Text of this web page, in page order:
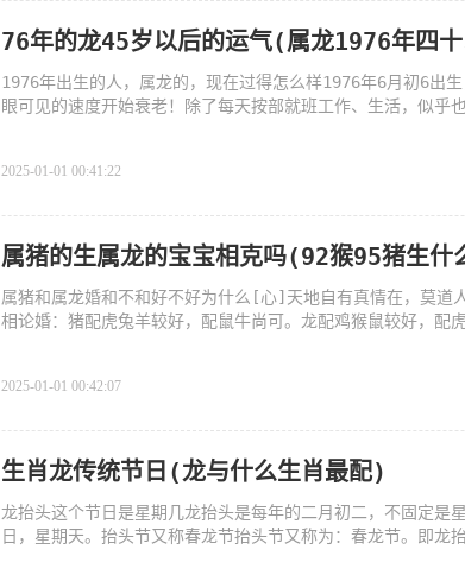
76年的龙45岁以后的运气(属龙1976年四
1976年出生的人，属龙的，现在过得怎么样1976年6月初6出
眼可见的速度开始衰老！除了每天按部就班工作、生活，似
2025-01-01 00:41:22
属猪的生属龙的宝宝相克吗(92猴95猪生什
属猪和属龙婚和不和好不好为什么[心]天地自有真情在，莫道
相论婚：猪配虎兔羊较好，配鼠牛尚可。龙配鸡猴鼠较好，配
2025-01-01 00:42:07
生肖龙传统节日(龙与什么生肖最配)
龙抬头这个节日是星期几龙抬头是每年的二月初二，不固定是
日，星期天。抬头节又称春龙节抬头节又称为：春龙节。即龙